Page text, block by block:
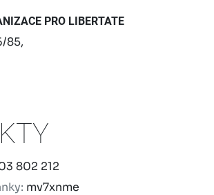
PRO LIBERTATE
85,
802 212
mv7xnme